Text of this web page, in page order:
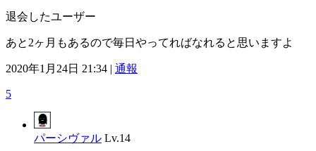
退会したユーザー
あと2ヶ月もあるので毎日やってればなれると思いますよ
2020年1月24日 21:34 | 通報
5
パーシヴァル Lv.14